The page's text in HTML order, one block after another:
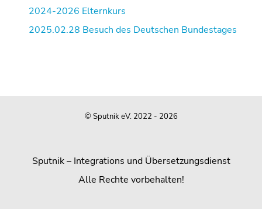
2024-2026 Elternkurs
2025.02.28 Besuch des Deutschen Bundestages
© Sputnik eV. 2022 - 2026
Sputnik – Integrations und Übersetzungsdienst
Alle Rechte vorbehalten!